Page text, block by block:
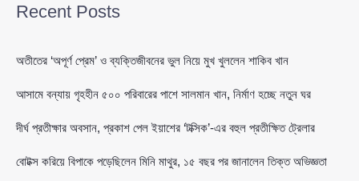
Recent Posts
অতীতের ‘অপূর্ণ প্রেম’ ও ব্যক্তিজীবনের ভুল নিয়ে মুখ খুললেন শাকিব খান
আসামে বন্যায় গৃহহীন ৫০০ পরিবারের পাশে সালমান খান, নির্মাণ হচ্ছে নতুন ঘর
দীর্ঘ প্রতীক্ষার অবসান, প্রকাশ পেল ইয়াশের ‘টক্সিক’-এর বহুল প্রতীক্ষিত ট্রেলার
বোটক্স করিয়ে বিপাকে পড়েছিলেন মিনি মাথুর, ১৫ বছর পর জানালেন তিক্ত অভিজ্ঞতা